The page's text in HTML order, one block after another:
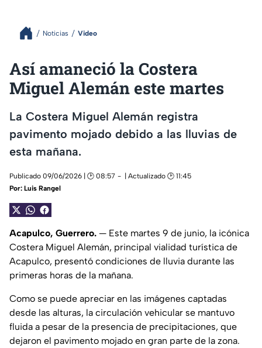
Noticias Video
Así amaneció la Costera
Miguel Alemán este martes
La Costera Miguel Alemán registra
pavimento mojado debido a las lluvias de
esta mañana.
Publicado 09/06/2026 | 🕑 08:57
| Actualizado 🕑 11:45
Por: Luis Rangel
Acapulco, Guerrero. — Este martes 9 de junio, la icónica
Costera Miguel Alemán, principal vialidad turística de
Acapulco, presentó condiciones de lluvia durante las
primeras horas de la mañana.
Como se puede apreciar en las imágenes captadas
desde las alturas, la circulación vehicular se mantuvo
fluida a pesar de la presencia de precipitaciones, que
dejaron el pavimento mojado en gran parte de la zona.